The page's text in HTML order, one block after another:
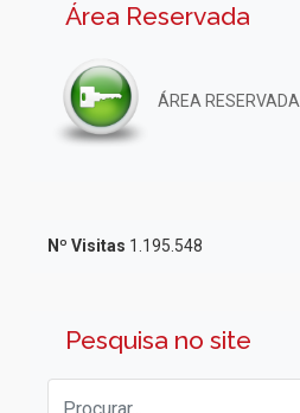
Área Reservada
ÁREA RESERVADA
Nº Visitas 1.195.548
Pesquisa no site